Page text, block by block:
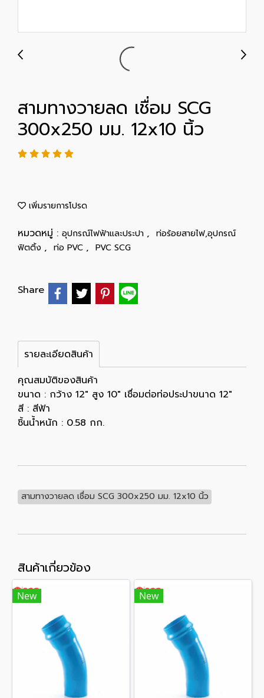
สามทางวายลด เชื่อม SCG
300x250 มม. 12x10 นิ้ว
เพิ่มรายการโปรด
หมวดหมู่ : อุปกรณ์ไฟฟ้าและประปา , ท่อร้อยสายไฟ,อุปกรณ์
ฟิตติ้ง , ท่อ PVC , PVC SCG
Share
รายละเอียดสินค้า
คุณสมบัติของสินค้า
ขนาด : กว้าง 12" สูง 10" เชื่อมต่อท่อประปาขนาด 12"
สี : สีฟ้า
ชิ้นน้ำหนัก : 0.58 กก.
สามทางวายลด เชื่อม SCG 300x250 มม. 12x10 นิ้ว
สินค้าเกี่ยวข้อง
New New